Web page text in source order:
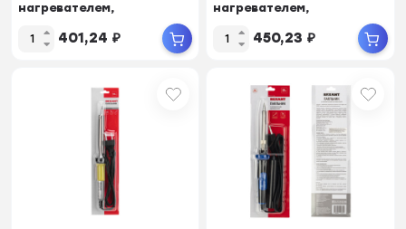
нагревателем,
REXANT 220V/ 30 Вт
401,24 ₽
нагревателем,
REXANT 220V/60Вт
450,23 ₽